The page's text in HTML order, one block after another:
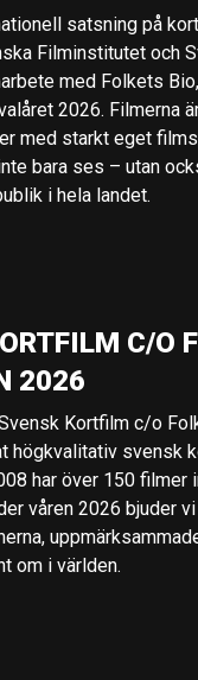
satsning på
Filminstitutet och
med Folkets
2026. Filmerna
med starkt eget
bara ses – utan
i hela landet.
C/O
2026
Kortfilm c/o
högkvalitativ svensk
har över 150 filmer
våren 2026 bjuder
om i världen.